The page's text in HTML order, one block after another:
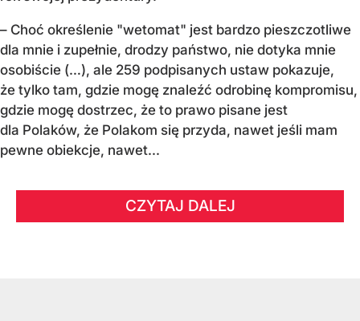
– Choć określenie "wetomat" jest bardzo pieszczotliwe
dla mnie i zupełnie, drodzy państwo, nie dotyka mnie
osobiście (…), ale 259 podpisanych ustaw pokazuje,
że tylko tam, gdzie mogę znaleźć odrobinę kompromisu,
gdzie mogę dostrzec, że to prawo pisane jest
dla Polaków, że Polakom się przyda, nawet jeśli mam
pewne obiekcje, nawet...
CZYTAJ DALEJ